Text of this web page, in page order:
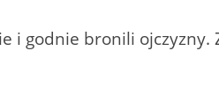
i godnie bronili